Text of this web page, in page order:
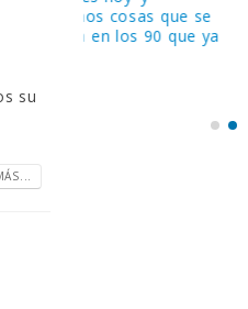
su
ya
Verdad,
consecuencia, con